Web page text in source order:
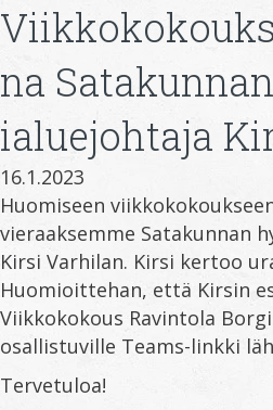
na
ialuejohtaja
16.1.2023
Huomiseen
vieraaksemme Satakunnan
Kirsi Varhilan. Kirsi kertoo
Huomioittehan, että Kirsin
Viikkokokous Ravintola
osallistuville Teams-linkki
Tervetuloa!